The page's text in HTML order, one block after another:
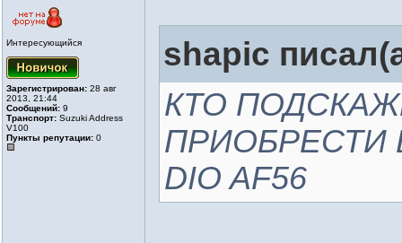
Интересующийся
Зарегистрирован: 28 авг
2013, 21:44
Сообщений: 9
Транспорт: Suzuki Address
V100
Пункты репутации: 0
shapic
КТО
ПРИОБРЕСТИ
DIO AF56